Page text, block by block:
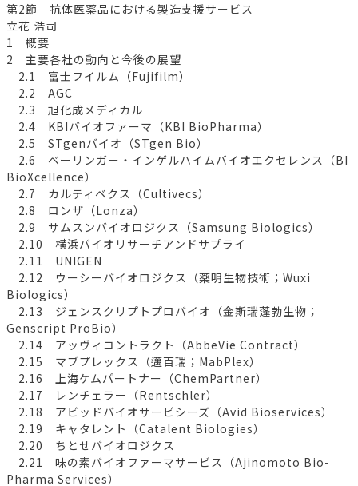
第2節 抗体医薬品における製造支援サービス
立花 浩司
1 概要
2 主要各社の動向と今後の展望
2.1 富士フイルム（Fujifilm）
2.2 AGC
2.3 旭化成メディカル
2.4 KBIバイオファーマ（KBI BioPharma）
2.5 STgenバイオ（STgen Bio）
2.6 ベーリンガー・インゲルハイムバイオエクセレンス（BI
BioXcellence）
2.7 カルティベクス（Cultivecs）
2.8 ロンザ（Lonza）
2.9 サムスンバイオロジクス（Samsung Biologics）
2.10 横浜バイオリサーチアンドサプライ
2.11 UNIGEN
2.12 ウーシーバイオロジクス（薬明生物技術；Wuxi
Biologics）
2.13 ジェンスクリプトプロバイオ（金斯瑞蓬勃生物；
Genscript ProBio）
2.14 アッヴィコントラクト（AbbeVie Contract）
2.15 マブプレックス（邁百瑞；MabPlex）
2.16 上海ケムパートナー（ChemPartner）
2.17 レンチェラー（Rentschler）
2.18 アビッドバイオサービシーズ（Avid Bioservices）
2.19 キャタレント（Catalent Biologies）
2.20 ちとせバイオロジクス
2.21 味の素バイオファーマサービス（Ajinomoto Bio-
Pharma Services）